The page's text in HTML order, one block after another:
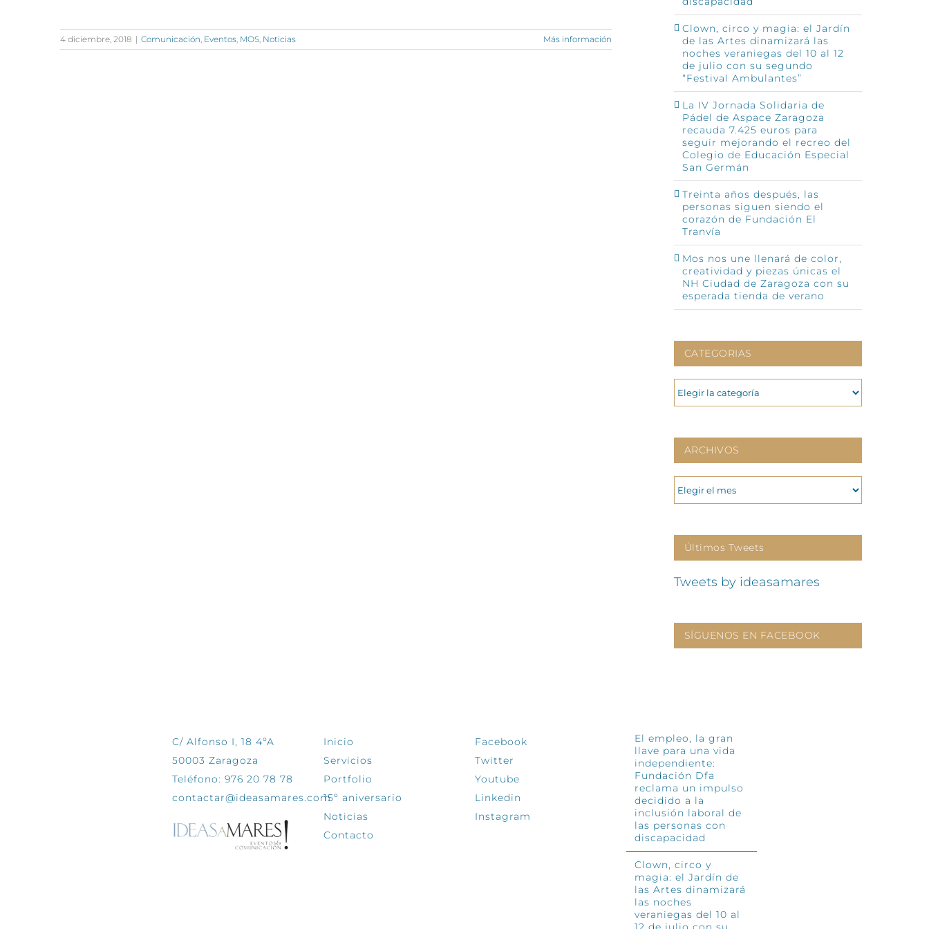
4 diciembre, 2018 | Comunicación, Eventos, MOS, Noticias Más información
Clown, circo y magia: el Jardín
de las Artes dinamizará las
noches veraniegas del 10 al 12
de julio con su segundo
“Festival Ambulantes”
La IV Jornada Solidaria de
Pádel de Aspace Zaragoza
recauda 7.425 euros para
seguir mejorando el recreo del
Colegio de Educación Especial
San Germán
Treinta años después, las
personas siguen siendo el
corazón de Fundación El
Tranvía
Mos nos une llenará de color,
creatividad y piezas únicas el
NH Ciudad de Zaragoza con su
esperada tienda de verano
CATEGORIAS
CATEGORIAS
ARCHIVOS
ARCHIVOS
Últimos Tweets
Tweets by ideasamares
SÍGUENOS EN FACEBOOK
C/ Alfonso I, 18 4ºA
50003 Zaragoza
Teléfono: 976 20 78 78
contactar@ideasamares.com
Inicio
Servicios
Portfolio
15º aniversario
Noticias
Contacto
Facebook
Twitter
Youtube
Linkedin
Instagram
El empleo, la gran
llave para una vida
independiente:
Fundación Dfa
reclama un impulso
decidido a la
inclusión laboral de
las personas con
discapacidad
Clown, circo y
magia: el Jardín de
las Artes dinamizará
las noches
veraniegas del 10 al